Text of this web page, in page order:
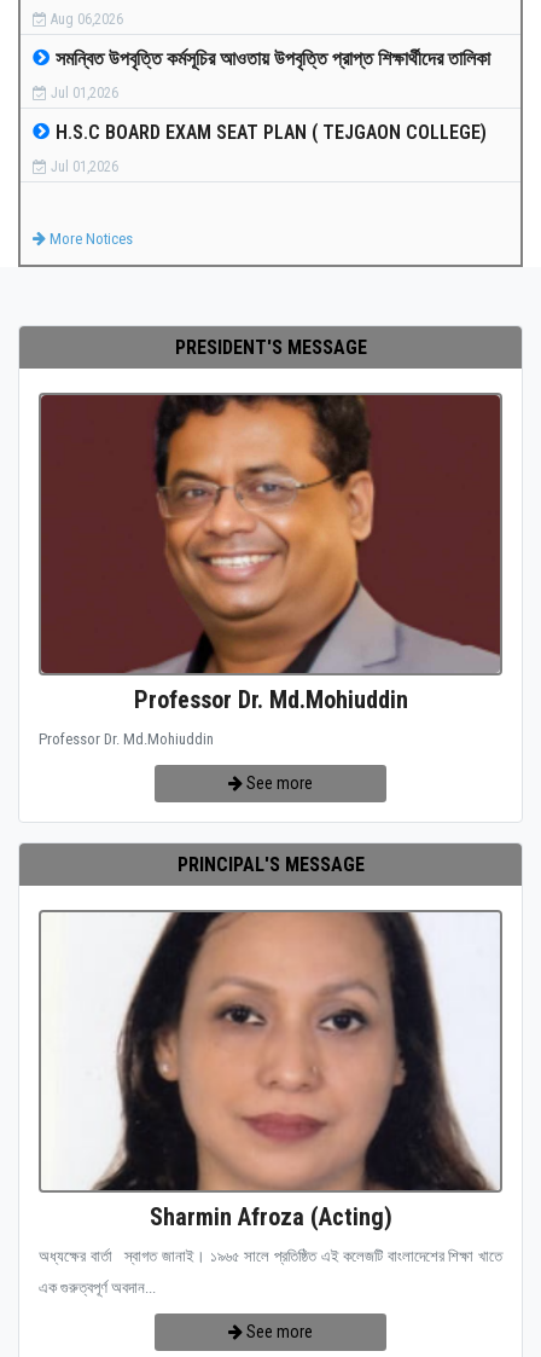
PAYMENT
CO-CURRICULUM
RESULTS
Aug 06,2026
সমন্বিত উপবৃত্তি কর্মসূচির আওতায় উপবৃত্তি প্রাপ্ত শিক্ষার্থীদের তালিকা
Jul 01,2026
H.S.C BOARD EXAM SEAT PLAN ( TEJGAON COLLEGE)
Jul 01,2026
More Notices
PRESIDENT'S MESSAGE
Professor Dr. Md.Mohiuddin
Professor Dr. Md.Mohiuddin
See more
PRINCIPAL'S MESSAGE
Sharmin Afroza (Acting)
অধ্যক্ষের বার্তা স্বাগত জানাই। ১৯৬৫ সালে প্রতিষ্ঠিত এই কলেজটি বাংলাদেশের শিক্ষা খাতে
এক গুরুত্বপূর্ণ অবদান...
See more